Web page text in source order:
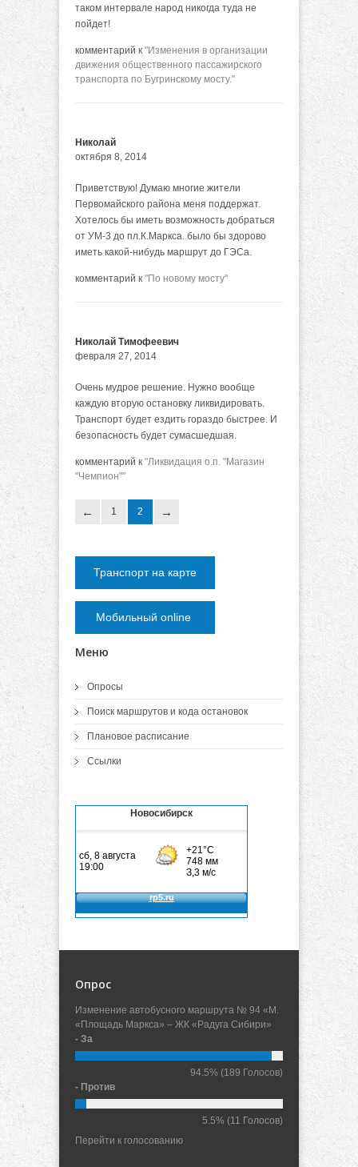
таком интервале народ никогда туда не
пойдет!
комментарий к "Изменения в организации
движения общественного пассажирского
транспорта по Бугринскому мосту."
Николай
октября 8, 2014
Приветствую! Думаю многие жители
Первомайского района меня поддержат.
Хотелось бы иметь возможность добраться
от УМ-3 до пл.К.Маркса. было бы здорово
иметь какой-нибудь маршрут до ГЭСа.
комментарий к "По новому мосту"
Николай Тимофеевич
февраля 27, 2014
Очень мудрое решение. Нужно вообще
каждую вторую остановку ликвидировать.
Транспорт будет ездить гораздо быстрее. И
безопасность будет сумасшедшая.
комментарий к "Ликвидация о.п. "Магазин
"Чемпион""
1 2
Транспорт на карте
Мобильный online
Меню
Опросы
Поиск маршрутов и кода остановок
Плановое расписание
Ссылки
Новосибирск
Опрос
Изменение автобусного маршрута № 94 «М.
«Площадь Маркса» – ЖК «Радуга Сибири»
- За
94.5% (189 Голосов)
- Против
5.5% (11 Голосов)
Перейти к голосованию